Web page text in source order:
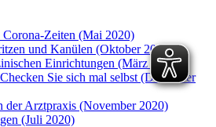
Zeiten (Mai 2020)
und Kanülen (Oktober 2020)
Einrichtungen (März 2020)
Sie sich mal selbst (Dezember
der Arztpraxis (November 2020)
(Juli 2020)